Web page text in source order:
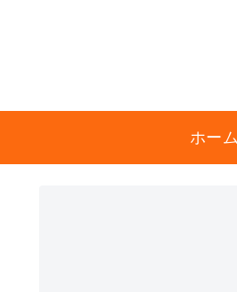
ホーム